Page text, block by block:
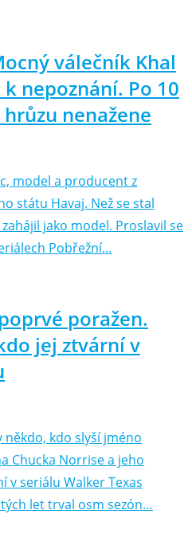
válečník Khal
nepoznání. Po 10
nenažene
model a producent z
státu Havaj. Než se stal
jako model. Proslavil se
Pobřežní…
poražen.
jej ztvární v
někdo, kdo slyší jméno
Chucka Norrise a jeho
v seriálu Walker Texas
let trval osm sezón…